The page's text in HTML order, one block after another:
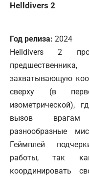
Helldivers 2
Год релиза: 2024
Helldivers 2
захватывающую
сверху (в
изометрической),
вызов врагам
разнообразные
Геймплей
работы, так
координировать